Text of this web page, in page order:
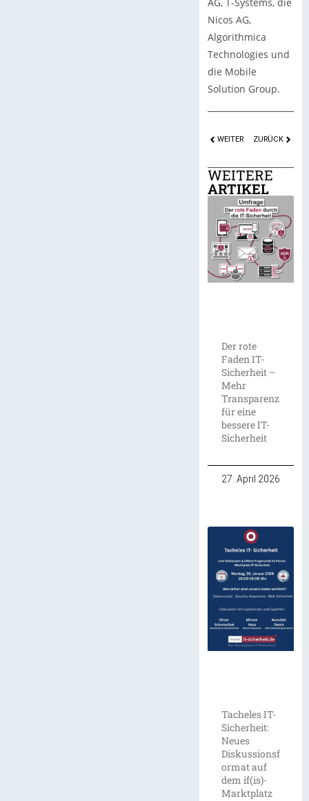
Nicos AG,
Algorithmica
Technologies und
die Mobile
Solution Group.
WEITER ZURÜCK
WEITERE
ARTIKEL
Der rote
Faden IT-
Sicherheit –
Mehr
Transparenz
für eine
bessere IT-
Sicherheit
27. April 2026
Tacheles IT-
Sicherheit:
Neues
Diskussionsf
ormat auf
dem if(is)-
Marktplatz